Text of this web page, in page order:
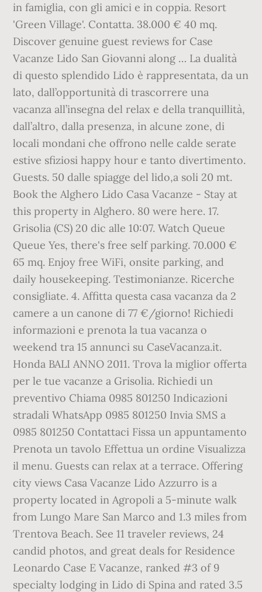
in famiglia, con gli amici e in coppia. Resort
'Green Village'. Contatta. 38.000 € 40 mq.
Discover genuine guest reviews for Case
Vacanze Lido San Giovanni along … La dualità
di questo splendido Lido è rappresentata, da un
lato, dall’opportunità di trascorrere una
vacanza all’insegna del relax e della tranquillità,
dall’altro, dalla presenza, in alcune zone, di
locali mondani che offrono nelle calde serate
estive sfiziosi happy hour e tanto divertimento.
Guests. 50 dalle spiagge del lido,a soli 20 mt.
Book the Alghero Lido Casa Vacanze - Stay at
this property in Alghero. 80 were here. 17.
Grisolia (CS) 20 dic alle 10:07. Watch Queue
Queue Yes, there's free self parking. 70.000 €
65 mq. Enjoy free WiFi, onsite parking, and
daily housekeeping. Testimonianze. Ricerche
consigliate. 4. Affitta questa casa vacanza da 2
camere a un canone di 77 €/giorno! Richiedi
informazioni e prenota la tua vacanza o
weekend tra 15 annunci su CaseVacanza.it.
Honda BALI ANNO 2011. Trova la miglior offerta
per le tue vacanze a Grisolia. Richiedi un
preventivo Chiama 0985 801250 Indicazioni
stradali WhatsApp 0985 801250 Invia SMS a
0985 801250 Contattaci Fissa un appuntamento
Prenota un tavolo Effettua un ordine Visualizza
il menu. Guests can relax at a terrace. Offering
city views Casa Vacanze Lido Azzurro is a
property located in Agropoli a 5-minute walk
from Lungo Mare San Marco and 1.3 miles from
Trentova Beach. See 11 traveler reviews, 24
candid photos, and great deals for Residence
Leonardo Case E Vacanze, ranked #3 of 9
specialty lodging in Lido di Spina and rated 3.5